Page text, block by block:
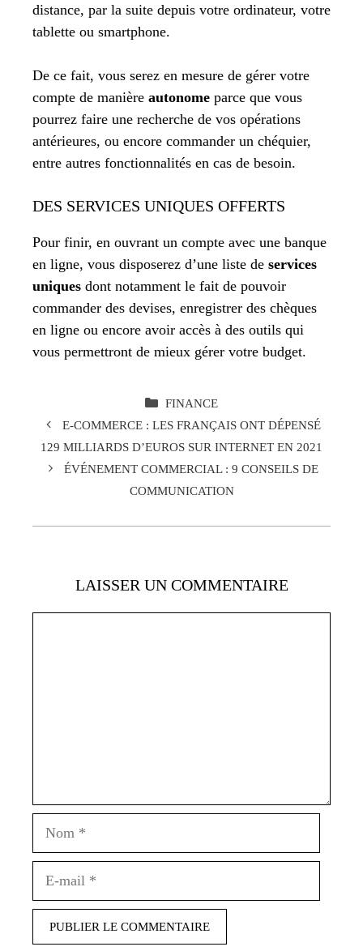
distance, par la suite depuis votre ordinateur, votre
tablette ou smartphone.
De ce fait, vous serez en mesure de gérer votre
compte de manière autonome parce que vous
pourrez faire une recherche de vos opérations
antérieures, ou encore commander un chéquier,
entre autres fonctionnalités en cas de besoin.
DES SERVICES UNIQUES OFFERTS
Pour finir, en ouvrant un compte avec une banque
en ligne, vous disposerez d’une liste de services
uniques dont notamment le fait de pouvoir
commander des devises, enregistrer des chèques
en ligne ou encore avoir accès à des outils qui
vous permettront de mieux gérer votre budget.
CATÉGORIES
FINANCE
E-COMMERCE : LES FRANÇAIS ONT DÉPENSÉ
129 MILLIARDS D’EUROS SUR INTERNET EN 2021
ÉVÉNEMENT COMMERCIAL : 9 CONSEILS DE
COMMUNICATION
LAISSER UN COMMENTAIRE